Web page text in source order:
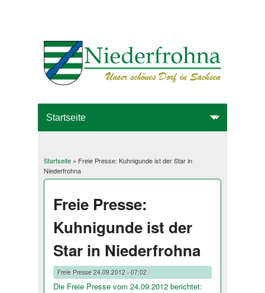
Sie sind hier
Startseite» Freie Presse: Kuhnigunde ist der Star in
Niederfrohna
Freie Presse:
Kuhnigunde ist der
Star in Niederfrohna
Freie Presse24.09.2012 - 07:02
Die Freie Presse vom 24.09.2012 be­richtet: